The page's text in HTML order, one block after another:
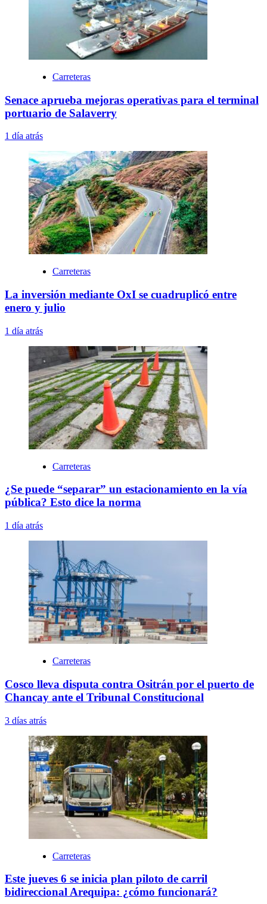
Carreteras
Senace aprueba mejoras operativas para el terminal
portuario de Salaverry
1 día atrás
Carreteras
La inversión mediante OxI se cuadruplicó entre
enero y julio
1 día atrás
Carreteras
¿Se puede “separar” un estacionamiento en la vía
pública? Esto dice la norma
1 día atrás
Carreteras
Cosco lleva disputa contra Ositrán por el puerto de
Chancay ante el Tribunal Constitucional
3 días atrás
Carreteras
Este jueves 6 se inicia plan piloto de carril
bidireccional Arequipa: ¿cómo funcionará?